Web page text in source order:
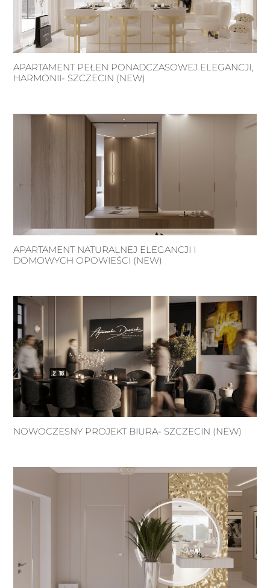
APARTAMENT PEŁEN PONADCZASOWEJ ELEGANCJI,
HARMONII- SZCZECIN (NEW)
APARTAMENT NATURALNEJ ELEGANCJI I
DOMOWYCH OPOWIEŚCI (NEW)
NOWOCZESNY PROJEKT BIURA- SZCZECIN (NEW)